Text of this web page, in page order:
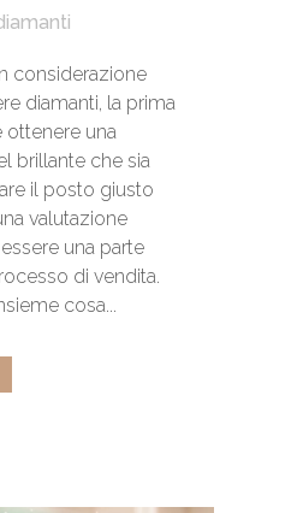
considerazione
diamanti, la prima
ottenere una
brillante che sia
il posto giusto
valutazione
una parte
di vendita.
cosa...